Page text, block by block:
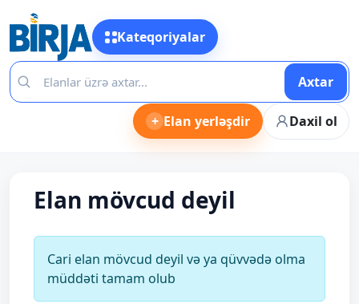
Kateqoriyalar
Axtar
+ Elan yerləşdir Daxil ol
Elan mövcud deyil
Cari elan mövcud deyil və ya qüvvədə olma
müddəti tamam olub